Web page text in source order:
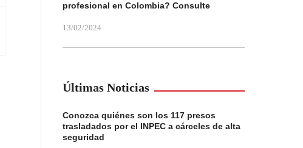
profesional en Colombia? Consulte
13/02/2024
Últimas Noticias
Conozca quiénes son los 117 presos
trasladados por el INPEC a cárceles de alta
seguridad